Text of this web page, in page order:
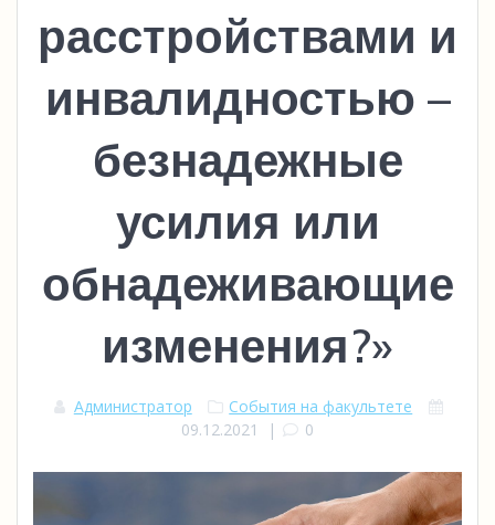
расстройствами и
инвалидностью –
безнадежные
усилия или
обнадеживающие
изменения?»
Администратор
События на факультете
09.12.2021
| 0